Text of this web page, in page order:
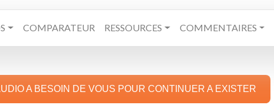
COMPARATEUR RESSOURCES COMMENTAIRES
A BESOIN DE VOUS POUR CONTINUER A EXISTER